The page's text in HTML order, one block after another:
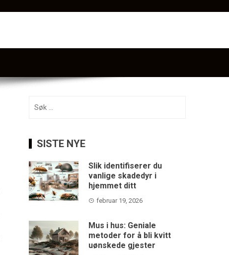
etter:
SISTE NYE
Slik identifiserer du
vanlige skadedyr i
hjemmet ditt
februar 19, 2026
Mus i hus: Geniale
metoder for å bli kvitt
uønskede gjester